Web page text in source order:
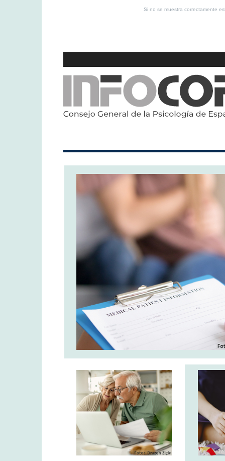
Si no se muestra correctamente